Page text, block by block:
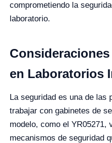
comprometiendo la
laboratorio.
en Laboratorios
La seguridad es una de las
trabajar con gabinetes de
modelo, como el YR05271,
mecanismos de seguridad